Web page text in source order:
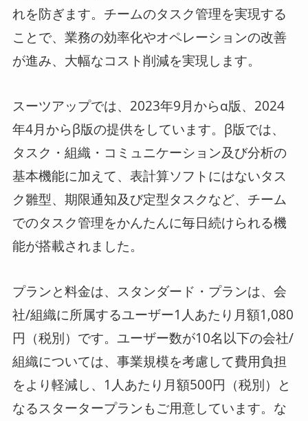
れを防ぎます。チームのタスク管理を実現する
ことで、業務の効率化やオペレーションの改善
が進み、大幅なコスト削減を実現します。
スーツアップでは、2023年9月からα版、2024
年4月からβ版の提供をしています。β版では、
タスク・組織・コミュニケーション及び分析の
基本機能に加えて、表計算ソフトにはないタス
ク雛型、期限通知及び定型タスクなど、チーム
でのタスク管理をかんたんに毎日続けられる機
能が搭載されました。
プランと料金は、スタンダード・プランは、会
社/組織に所属するユーザー1人あたり月額1,080
円（税別）です。ユーザー数が10名以下の会社/
組織については、事業規模を考慮して費用負担
をより軽減し、1人あたり月額500円（税別）と
なるスタータープランもご用意しています。な